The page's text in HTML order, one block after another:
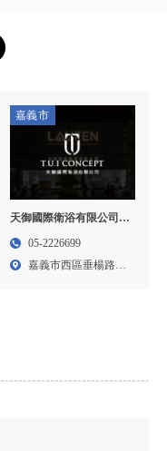
嘉義市
天御國際衛浴有限公司-
衛浴設備,進口衛浴,嘉義
05-2226699
嘉義市西區垂楊路